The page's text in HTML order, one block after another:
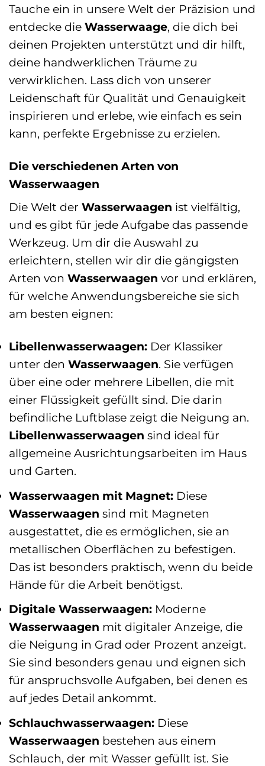
Tauche ein in unsere Welt der Präzision und
entdecke die Wasserwaage, die dich bei
deinen Projekten unterstützt und dir hilft,
deine handwerklichen Träume zu
verwirklichen. Lass dich von unserer
Leidenschaft für Qualität und Genauigkeit
inspirieren und erlebe, wie einfach es sein
kann, perfekte Ergebnisse zu erzielen.
Die verschiedenen Arten von
Wasserwaagen
Die Welt der Wasserwaagen ist vielfältig,
und es gibt für jede Aufgabe das passende
Werkzeug. Um dir die Auswahl zu
erleichtern, stellen wir dir die gängigsten
Arten von Wasserwaagen vor und erklären,
für welche Anwendungsbereiche sie sich
am besten eignen:
Libellenwasserwaagen: Der Klassiker
unter den Wasserwaagen. Sie verfügen
über eine oder mehrere Libellen, die mit
einer Flüssigkeit gefüllt sind. Die darin
befindliche Luftblase zeigt die Neigung an.
Libellenwasserwaagen sind ideal für
allgemeine Ausrichtungsarbeiten im Haus
und Garten.
Wasserwaagen mit Magnet: Diese
Wasserwaagen sind mit Magneten
ausgestattet, die es ermöglichen, sie an
metallischen Oberflächen zu befestigen.
Das ist besonders praktisch, wenn du beide
Hände für die Arbeit benötigst.
Digitale Wasserwaagen: Moderne
Wasserwaagen mit digitaler Anzeige, die
die Neigung in Grad oder Prozent anzeigt.
Sie sind besonders genau und eignen sich
für anspruchsvolle Aufgaben, bei denen es
auf jedes Detail ankommt.
Schlauchwasserwaagen: Diese
Wasserwaagen bestehen aus einem
Schlauch, der mit Wasser gefüllt ist. Sie